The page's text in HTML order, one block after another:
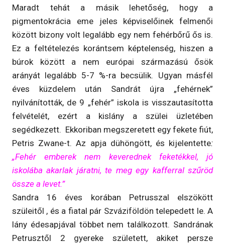
Maradt tehát a másik lehetőség, hogy a
pigmentokrácia eme jeles képviselőinek felmenői
között bizony volt legalább egy nem fehérbőrű ős is.
Ez a feltételezés korántsem képtelenség, hiszen a
búrok között a nem európai származású ősök
arányát legalább 5-7 %-ra becsülik. Ugyan másfél
éves küzdelem után Sandrát újra „fehérnek”
nyilvánították, de 9 „fehér” iskola is visszautasította
felvételét, ezért a kislány a szülei üzletében
segédkezett. Ekkoriban megszeretett egy fekete fiút,
Petris Zwane-t. Az apja dühöngött, és kijelentette:
„Fehér emberek nem keverednek feketékkel, jó
iskolába akarlak járatni, te meg egy kafferral szűröd
össze a levet.”
Sandra 16 éves korában Petrusszal elszökött
szüleitől , és a fiatal pár Szváziföldön telepedett le. A
lány édesapjával többet nem találkozott. Sandrának
Petrusztől 2 gyereke született, akiket persze